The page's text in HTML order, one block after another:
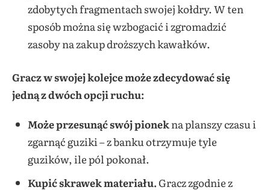
zdobytych fragmentach swojej kołdry. W ten
sposób można się wzbogacić i zgromadzić
zasoby na zakup droższych kawałków.
Gracz w swojej kolejce może zdecydować się
jedną z dwóch opcji ruchu:
Może przesunąć swój pionekna planszy czasu i
zgarnąć guziki – z banku otrzymuje tyle
guzików, ile pól pokonał.
Kupić skrawek materiału.Gracz zgodnie z